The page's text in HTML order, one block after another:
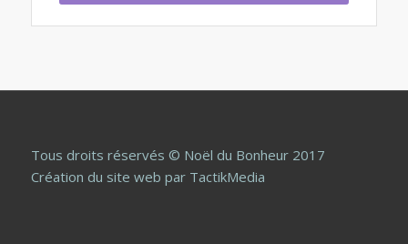
Tous droits réservés © Noël du Bonheur 2017
Création du site web par TactikMedia